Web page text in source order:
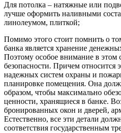
Для потолка – натяжные или
лучше оформить наливными
линолеумом, плиткой;
Помимо этого стоит помнить о
банка является хранение
Поэтому особое внимание в этом
безопасности. Причем относится
надежных систем охраны и
планировке помещения. Она
образом, чтобы максимально
ценности, хранящиеся в банке.
бронированных окон и дверей,
Естественно, все эти детали
соответствия государственным